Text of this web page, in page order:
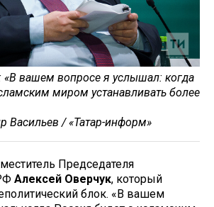
«В вашем вопросе я услышал: когда
миром устанавливать более
Васильев / «Татар-информ»
Председателя
Алексей Оверчук, который
блок. «В вашем